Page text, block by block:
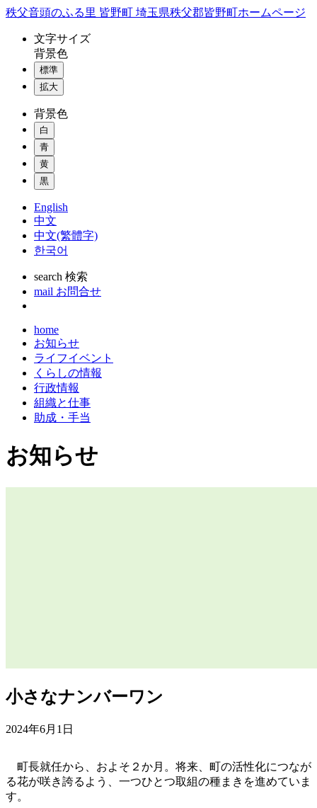
コ
秩父音頭のふる里 皆野町 埼玉県秩父郡皆野町ホームページ
文字サイズ
背景色
標準
拡大
背景色
白
青
黄
黒
English
中文
中文(繁體字)
한국어
search 検索
mail お問合せ
home
お知らせ
ライフイベント
くらしの情報
行政情報
組織と仕事
助成・手当
お知らせ
小さなナンバーワン
2024年6月1日
町長就任から、およそ２か月。将来、町の活性化につなが
る花が咲き誇るよう、一つひとつ取組の種まきを進めていま
す。